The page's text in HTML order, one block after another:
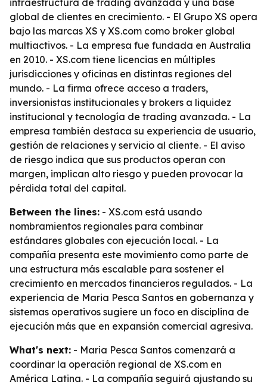
infraestructura de trading avanzada y una base
global de clientes en crecimiento. - El Grupo XS opera
bajo las marcas XS y XS.com como broker global
multiactivos. - La empresa fue fundada en Australia
en 2010. - XS.com tiene licencias en múltiples
jurisdicciones y oficinas en distintas regiones del
mundo. - La firma ofrece acceso a traders,
inversionistas institucionales y brokers a liquidez
institucional y tecnología de trading avanzada. - La
empresa también destaca su experiencia de usuario,
gestión de relaciones y servicio al cliente. - El aviso
de riesgo indica que sus productos operan con
margen, implican alto riesgo y pueden provocar la
pérdida total del capital.
Between the lines: - XS.com está usando
nombramientos regionales para combinar
estándares globales con ejecución local. - La
compañía presenta este movimiento como parte de
una estructura más escalable para sostener el
crecimiento en mercados financieros regulados. - La
experiencia de Maria Pesca Santos en gobernanza y
sistemas operativos sugiere un foco en disciplina de
ejecución más que en expansión comercial agresiva.
What's next: - Maria Pesca Santos comenzará a
coordinar la operación regional de XS.com en
América Latina. - La compañía seguirá ajustando su